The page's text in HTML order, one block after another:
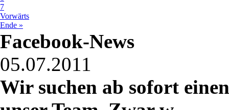
7
Vorwärts
Ende »
Facebook-News
05.07.2011
Wir suchen ab sofort